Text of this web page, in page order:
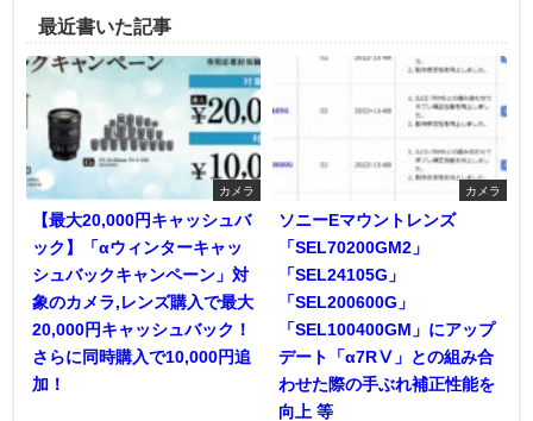
最近書いた記事
カメラ
【最大20,000円キャッシュバ
ック】「αウィンターキャッ
シュバックキャンペーン」対
象のカメラ,レンズ購入で最大
20,000円キャッシュバック！
さらに同時購入で10,000円追
加！
カメラ
ソニーEマウントレンズ
「SEL70200GM2」
「SEL24105G」
「SEL200600G」
「SEL100400GM」にアップ
デート「α7RⅤ」との組み合
わせた際の手ぶれ補正性能を
向上 等